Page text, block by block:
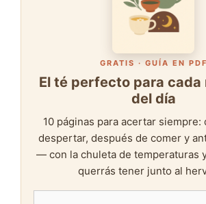
GRATIS · GUÍA EN PDF
El té perfecto para cada
del día
10 páginas para acertar siempre:
despertar, después de comer y
— con la chuleta de temperaturas
querrás tener junto al